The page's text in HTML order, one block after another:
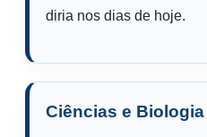
diria nos dias de hoje.
Ciências e Biologia